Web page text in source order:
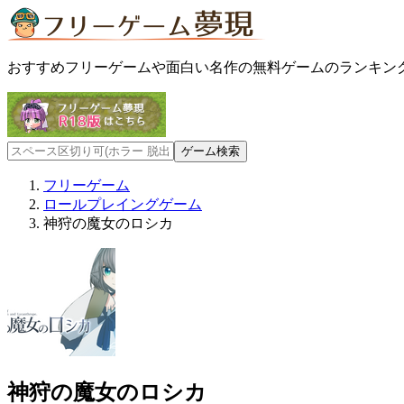
おすすめフリーゲームや面白い名作の無料ゲームのランキン
フリーゲーム
ロールプレイングゲーム
神狩の魔女のロシカ
神狩の魔女のロシカ